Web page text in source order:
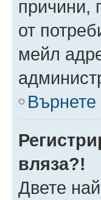
причини,
от
мейл
Върнете
вляза?!
Двете